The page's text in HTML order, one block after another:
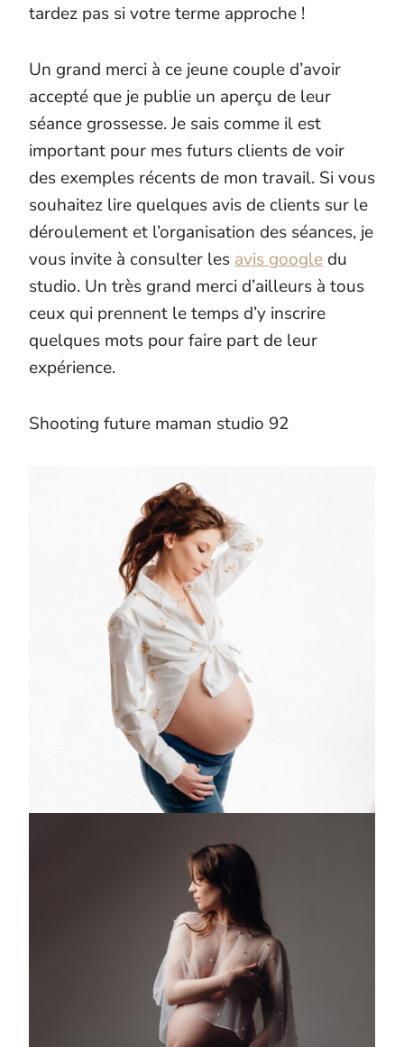
tardez pas si votre terme approche !
Un grand merci à ce jeune couple d’avoir
accepté que je publie un aperçu de leur
séance grossesse. Je sais comme il est
important pour mes futurs clients de voir
des exemples récents de mon travail. Si vous
souhaitez lire quelques avis de clients sur le
déroulement et l’organisation des séances, je
vous invite à consulter les avis google du
studio. Un très grand merci d’ailleurs à tous
ceux qui prennent le temps d’y inscrire
quelques mots pour faire part de leur
expérience.
Shooting future maman studio 92